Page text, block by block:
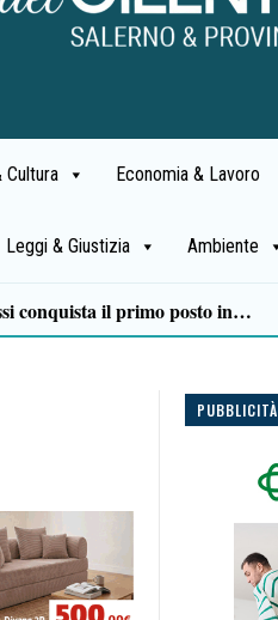
Cultura Economia & Lavoro
Leggi & Giustizia Ambiente
PUBBLICITÀ